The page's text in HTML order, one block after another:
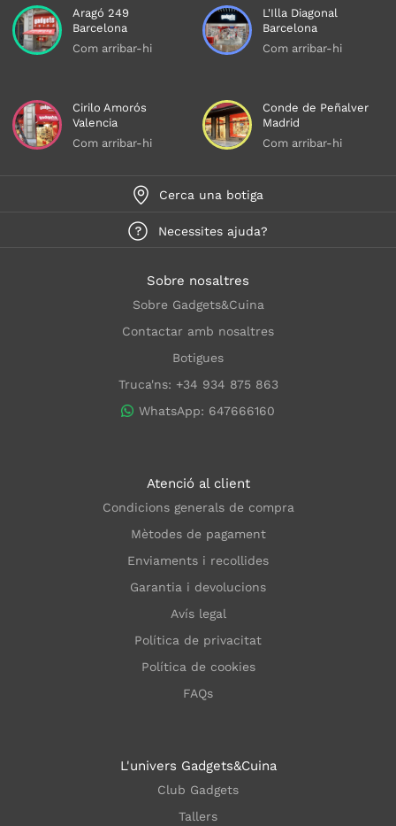
Aragó 249
Barcelona
Com arribar-hi
L'Illa Diagonal
Barcelona
Com arribar-hi
Cirilo Amorós
Valencia
Com arribar-hi
Conde de Peñalver
Madrid
Com arribar-hi
Cerca una botiga
Necessites ajuda?
Sobre nosaltres
Sobre Gadgets&Cuina
Contactar amb nosaltres
Botigues
Truca'ns: +34 934 875 863
WhatsApp: 647666160
Atenció al client
Condicions generals de compra
Mètodes de pagament
Enviaments i recollides
Garantia i devolucions
Avís legal
Política de privacitat
Política de cookies
FAQs
L'univers Gadgets&Cuina
Club Gadgets
Tallers